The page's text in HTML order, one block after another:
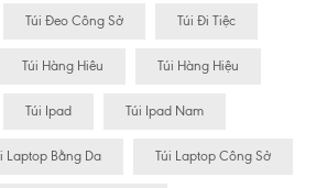
Túi Đeo Công Sở Túi Đi Tiệc
Túi Hàng Hiêu Túi Hàng Hiệu
Túi Ipad Túi Ipad Nam
Laptop Bằng Da Túi Laptop Công Sở